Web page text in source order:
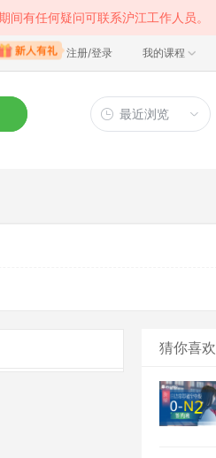
有任何疑问可联系沪江工作人员。
注册/登录 我的课程
最近浏览
猜你喜欢